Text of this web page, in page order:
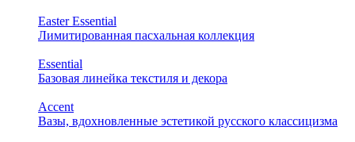
Easter Essential
Лимитированная пасхальная коллекция
Essential
Базовая линейка текстиля и декора
Accent
Вазы, вдохновленные эстетикой русского классицизма